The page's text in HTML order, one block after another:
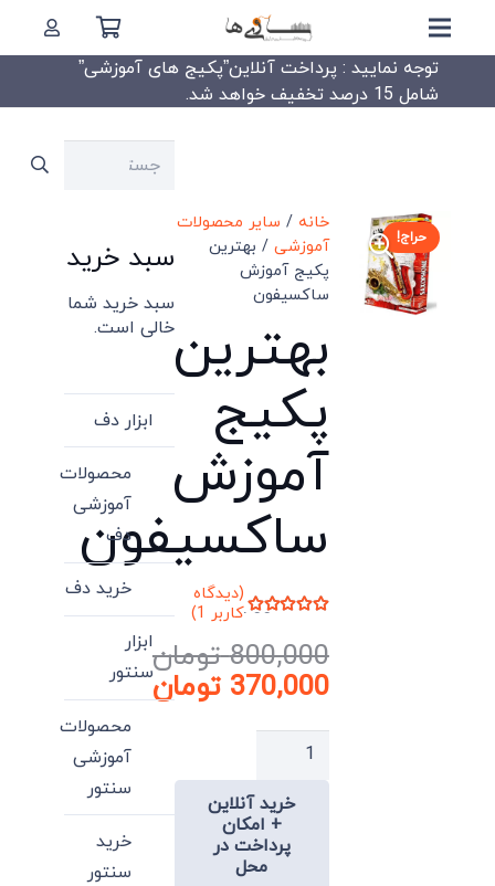
توجه نمایید : پرداخت آنلاین”پکیج های آموزشی”
شامل 15 درصد تخفیف خواهد شد.
حراج!
خانه / سایر محصولات
آموزشی / بهترین
پکیج آموزش
ساکسیفون
بهترین
پکیج
آموزش
ساکسیفون
5.00از 5 امتیاز
1
مشتری
(دیدگاه
کاربر 1
)
800,000 تومان
قیمت
بود.
370,000 تومان
فعلی:
370,000 تومان.
خرید آنلاین
+ امکان
پرداخت در
محل
جستجو
سبد خرید
سبد خرید شما
خالی است.
ابزار دف
محصولات
آموزشی
دف
خرید دف
ابزار
سنتور
محصولات
آموزشی
سنتور
خرید
سنتور